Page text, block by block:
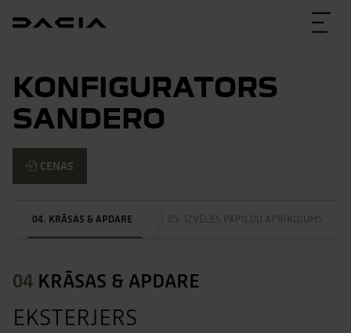
KONFIGURATORS
SANDERO
CENAS
KRĀSAS & APDARE IZVĒLES PAPILDU APRĪKOJUMS
04 KRĀSAS & APDARE
EKSTERJERS